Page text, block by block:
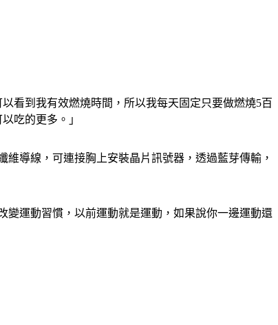
看到我有效燃燒時間，所以我每天固定只要做燃燒5百
吃的更多。」
導線，可連接胸上安裝晶片訊號器，透過藍芽傳輸，
變運動習慣，以前運動就是運動，如果說你一邊運動還